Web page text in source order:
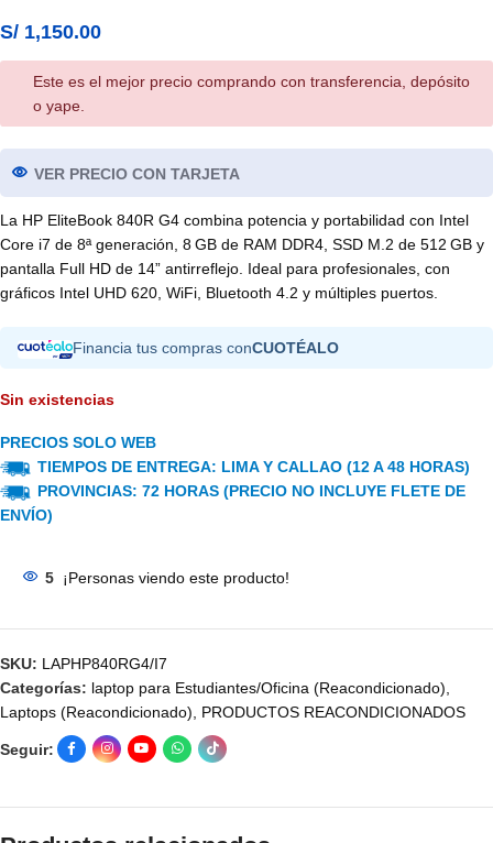
S/ 1,150.00
Este es el mejor precio comprando con transferencia, depósito
o yape.
VER PRECIO CON TARJETA
La HP EliteBook 840R G4 combina potencia y portabilidad con Intel
Core i7 de 8ª generación, 8 GB de RAM DDR4, SSD M.2 de 512 GB y
pantalla Full HD de 14” antirreflejo. Ideal para profesionales, con
gráficos Intel UHD 620, WiFi, Bluetooth 4.2 y múltiples puertos.
Financia tus compras conCUOTÉALO
Sin existencias
PRECIOS SOLO WEB
TIEMPOS DE ENTREGA: LIMA Y CALLAO (12 A 48 HORAS)
PROVINCIAS: 72 HORAS (PRECIO NO INCLUYE FLETE DE
ENVÍO)
5 ¡Personas viendo este producto!
SKU: LAPHP840RG4/I7
Categorías: laptop para Estudiantes/Oficina (Reacondicionado),
Laptops (Reacondicionado), PRODUCTOS REACONDICIONADOS
Seguir: